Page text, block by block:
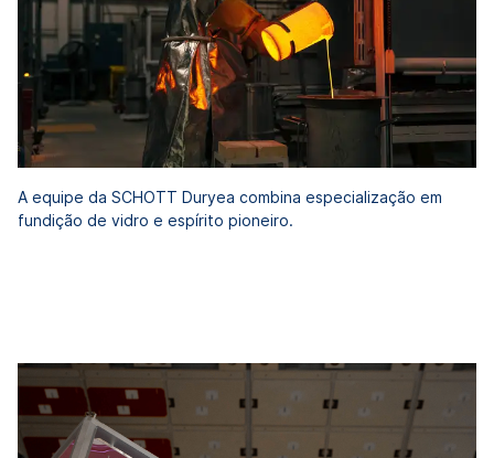
A equipe da SCHOTT Duryea combina especialização em
fundição de vidro e espírito pioneiro.